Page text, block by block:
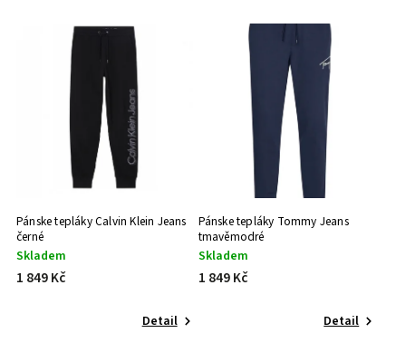
Abecedně
Pánske tepláky Calvin Klein Jeans
černé
Skladem
1 849 Kč
Detail
Pánske tepláky Tommy Jeans
tmavěmodré
Skladem
1 849 Kč
Detail